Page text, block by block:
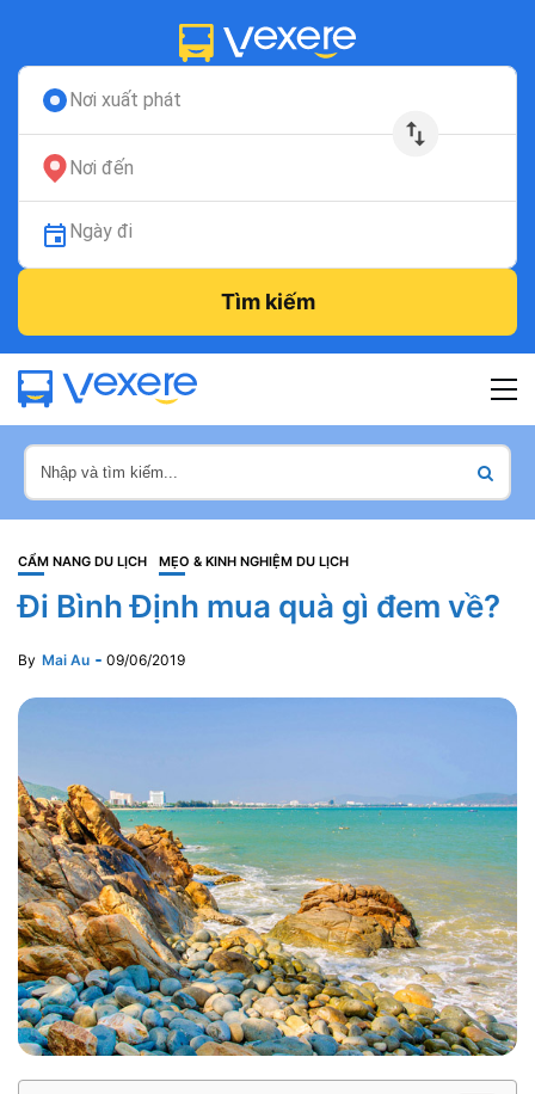
Nơi xuất phát
Nơi đến
Ngày đi
Tìm kiếm
CẨM NANG DU LỊCH MẸO & KINH NGHIỆM DU LỊCH
Đi Bình Định mua quà gì đem về?
By Mai Au 09/06/2019